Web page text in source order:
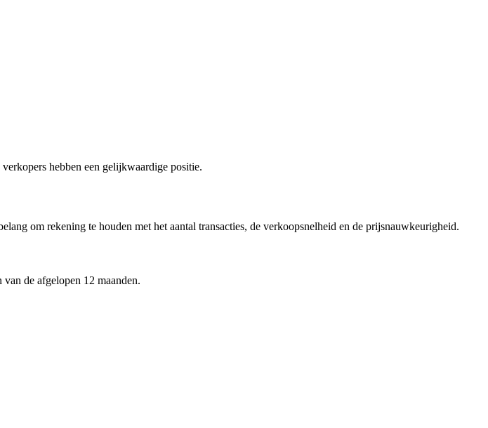
hebben een gelijkwaardige positie.
om rekening te houden met het aantal transacties, de verkoopsnelheid en de prijsnauwkeurigheid.
de afgelopen 12 maanden.